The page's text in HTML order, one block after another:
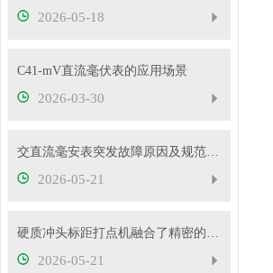
2026-05-18
C41-mV直流毫伏表的应用场景
2026-03-30
交直流毫安表突发故障原因及规范处理流程
2026-05-21
硬质冲头标距打点机融合了精密的机械传动与弹性冲击技术
2026-05-21